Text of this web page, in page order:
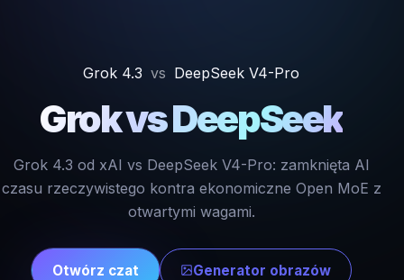
Grok 4.3 vs DeepSeek V4-Pro
Grok vs DeepSeek
Grok 4.3 od xAI vs DeepSeek V4-Pro: zamknięta AI
czasu rzeczywistego kontra ekonomiczne Open MoE z
otwartymi wagami.
Otwórz czat Generator obrazów